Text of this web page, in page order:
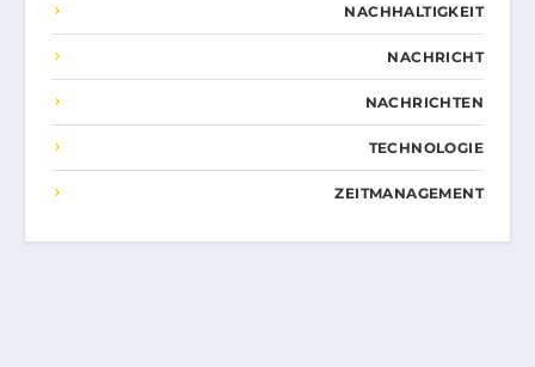
NACHHALTIGKEIT
NACHRICHT
NACHRICHTEN
TECHNOLOGIE
ZEITMANAGEMENT